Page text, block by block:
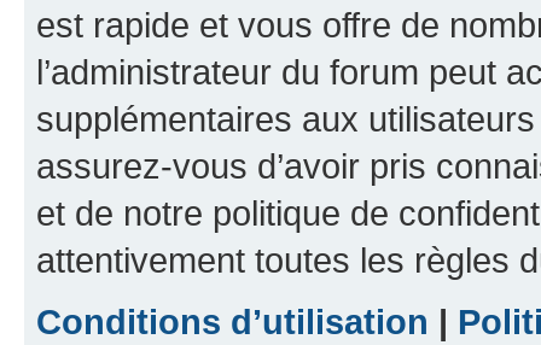
est rapide et vous offre de
l’administrateur du forum peut
supplémentaires aux
assurez-vous d’avoir pris
et de notre politique de
attentivement toutes les règles
Conditions d’utilisation |